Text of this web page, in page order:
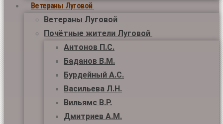
Ветераны Луговой
Ветераны Луговой
Почётные жители Луговой
Антонов П.С.
Баданов В.М.
Бурдейный А.С.
Васильева Л.Н.
Вильямс В.Р.
Дмитриев А.М.